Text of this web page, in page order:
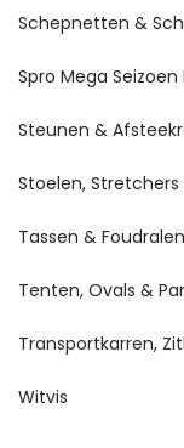
Schepnetten &
Spro Mega Seizoen
Steunen &
Stoelen, Stretchers
Tassen & Foudralen
Tenten, Ovals &
Transportkarren,
Witvis